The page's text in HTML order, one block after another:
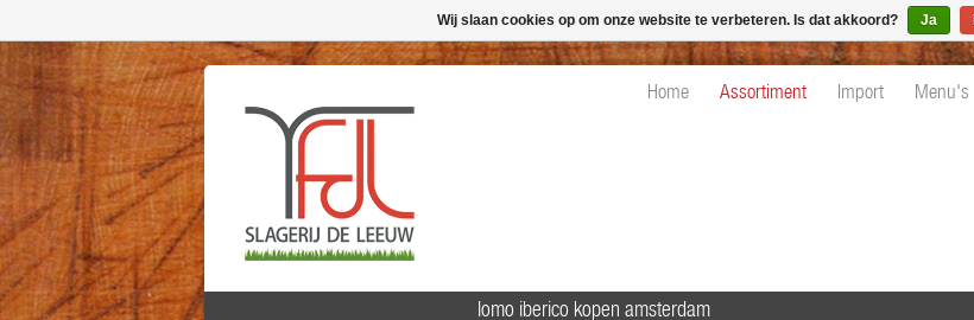
Home Assortiment Import Menu's
lomo iberico kopen amsterdam
Wij slaan cookies op om onze website te verbeteren. Is dat akkoord? Ja